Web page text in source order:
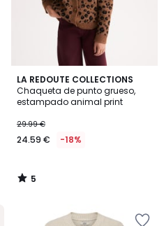
LA REDOUTE COLLECTIONS
Chaqueta de punto grueso,
estampado animal print
29.99 €
24.59 € -18%
5
/
5
5
/